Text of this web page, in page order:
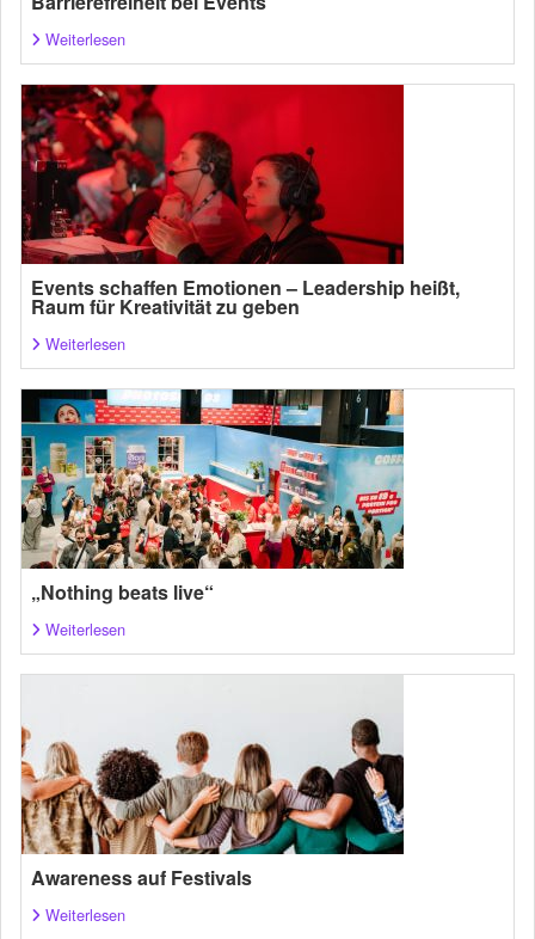
Weiterlesen
Events schaffen Emotionen – Leadership heißt,
Raum für Kreativität zu geben
Weiterlesen
„Nothing beats live“
Weiterlesen
Awareness auf Festivals
Weiterlesen